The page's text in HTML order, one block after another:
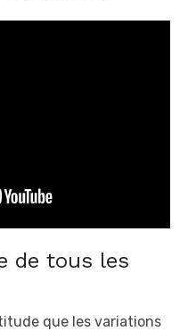
de tous les
que les variations